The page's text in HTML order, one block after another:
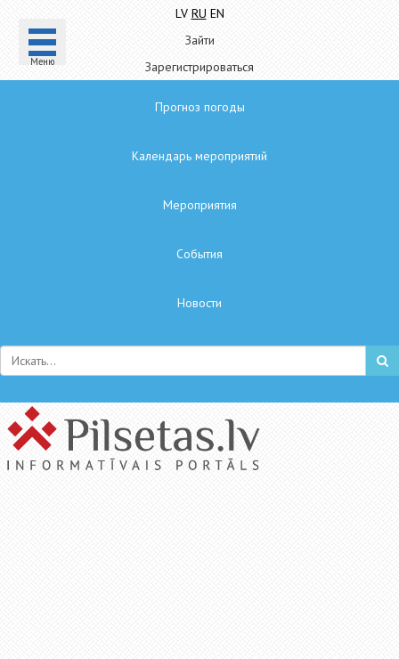
Mеню
LV RU EN
Зайти
Зарегистрироваться
Прогноз погоды
Календарь мероприятий
Мероприятия
Cобытия
Hовости